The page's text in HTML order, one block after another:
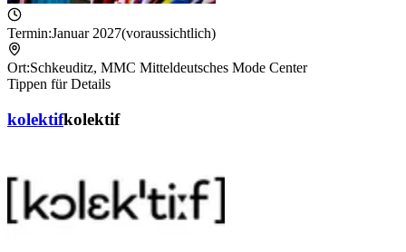
Termin:Januar 2027(voraussichtlich)
Ort:Schkeuditz, MMC Mitteldeutsches Mode Center
Tippen für Details
kolektifkolektif